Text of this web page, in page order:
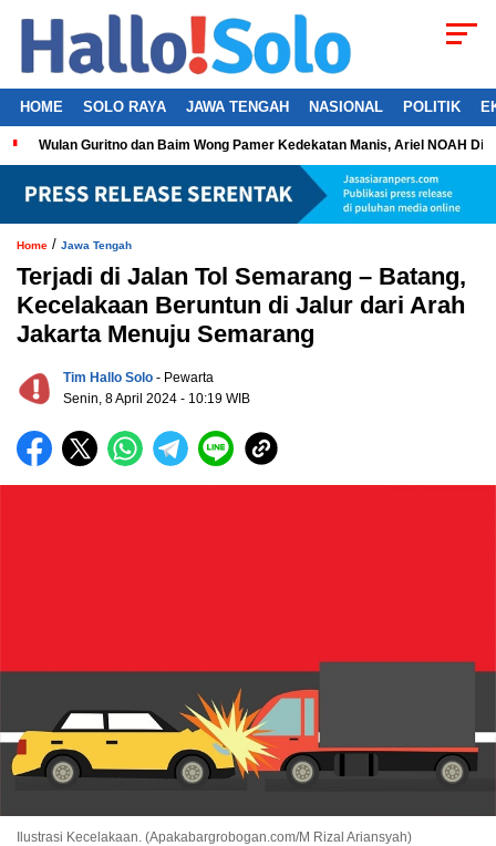
HOME SOLO RAYA JAWA TENGAH NASIONAL POLITIK
Wulan Guritno dan Baim Wong Pamer Kedekatan Manis, Ariel NOAH
Home / Jawa Tengah
Terjadi di Jalan Tol Semarang – Batang,
Kecelakaan Beruntun di Jalur dari Arah
Jakarta Menuju Semarang
Tim Hallo Solo - Pewarta
Senin, 8 April 2024 - 10:19 WIB
Ilustrasi Kecelakaan. (Apakabargrobogan.com/M Rizal Ariansyah)